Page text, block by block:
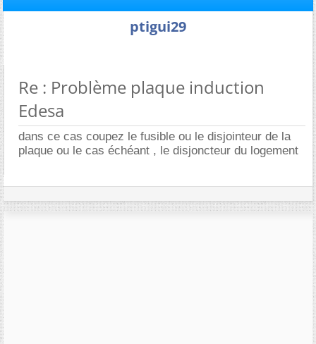
ptigui29
Re : Problème plaque induction
Edesa
dans ce cas coupez le fusible ou le disjointeur de la
plaque ou le cas échéant , le disjoncteur du logement